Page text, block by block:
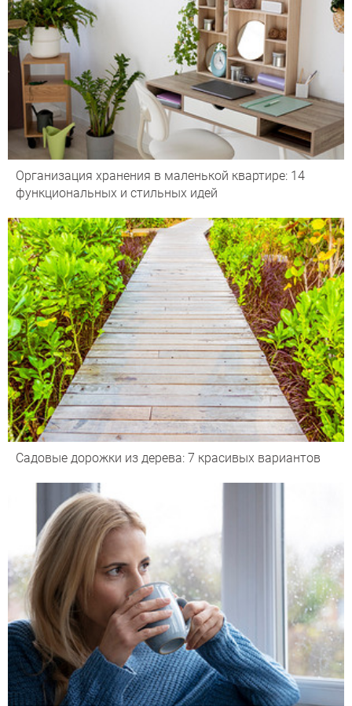
Организация хранения в маленькой квартире: 14
функциональных и стильных идей
Садовые дорожки из дерева: 7 красивых вариантов